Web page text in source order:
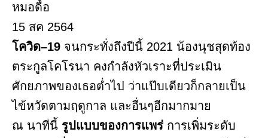
หมอดื้อ
15 สค 2564
โควิด–19 จนกระทั่งถึงปีนี้ 2021 น้องนุชสุดท้อง
ตระกูลโคโรนา คงกำลังหัวเราะที่ประเมิน
ศักยภาพของเธอต่ำไป ว่าแป๊บเดียวก็กลายเป็น
ไข้หวัดตามฤดูกาล และอื่นๆอีกมากมาย
ณ นาทีนี้ รูปแบบของการแพร่ การเพิ่มระดับ